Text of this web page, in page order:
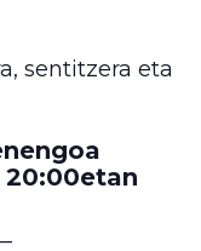
sentitzera eta
20:00etan